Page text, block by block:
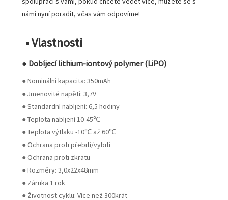
námi nyní poradit, včas vám odpovíme!
■ Vlastnosti
● Dobíjecí lithium-iontový polymer (LiPO)
● Nominální kapacita: 350mAh
● Jmenovité napětí: 3,7V
● Standardní nabíjení: 6,5 hodiny
● Teplota nabíjení 10-45℃
● Teplota výtlaku -10℃ až 60℃
● Ochrana proti přebití/vybití
● Ochrana proti zkratu
● Rozměry: 3,0x22x48mm
● Záruka 1 rok
● Životnost cyklu: Více než 300krát